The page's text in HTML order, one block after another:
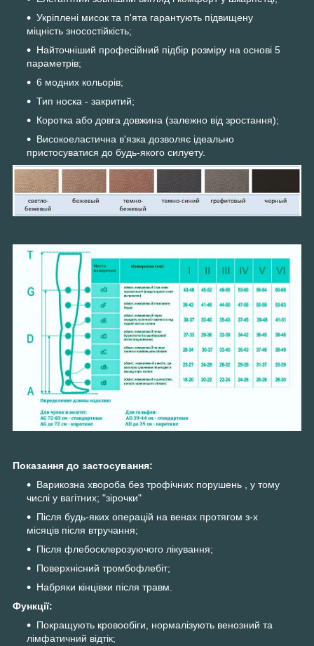
Укріплені мисок та п'ята гарантують підвищену
міцність зносостійкість;
Найточніший професійний підбір розміру на основі 5
параметрів;
6 модних кольорів;
Тип носка - закритий;
Коротка або довга довжина (залежно від зростання);
Високоеластична в'язка дозволяє ідеально
пристосуватися до будь-якого силуету.
Показання до застосування:
Варикозна хвороба без трофічних порушень , у тому
числі у вагітних; "зірочки"
Після будь-яких операцій на венах протягом з-х
місяців після втручання;
Після флебосклерозуючого лікування;
Поверхнісний тромбофлебіт;
Набряки кінцівки після травм.
Функції:
Покращують кровообіги, нормалізують венозний та
лімфатичний відтік;